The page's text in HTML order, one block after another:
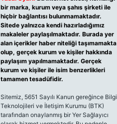
bir marka, kurum veya şahıs şirketi ile
hiçbir bağlantısı bulunmamaktadır.
Sitede yalnızca kendi hazırladığımız
makaleler paylaşılmaktadır. Burada yer
alan içerikler haber niteliği taşımamakta
olup, gerçek kurum ve kişiler hakkında
paylaşım yapılmamaktadır. Gerçek
kurum ve kişiler ile isim benzerlikleri
tamamen tesadüfidir.
Sitemiz, 5651 Sayılı Kanun gereğince Bilgi
Teknolojileri ve İletişim Kurumu (BTK)
tarafından onaylanmış bir Yer Sağlayıcı